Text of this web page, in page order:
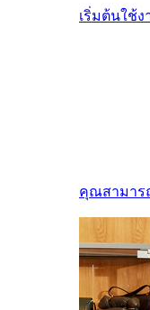
เริ่มต้นใช้ง
คุณสามาร